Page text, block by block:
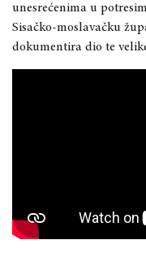
unesrećenima u
Sisačko-moslavačku
dokumentira dio te